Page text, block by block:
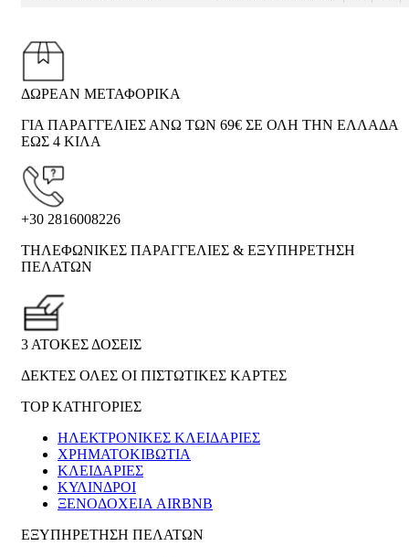
ΔΩΡΕΑΝ ΜΕΤΑΦΟΡΙΚΑ
ΓΙΑ ΠΑΡΑΓΓΕΛΙΕΣ ΑΝΩ ΤΩΝ 69€ ΣΕ ΟΛΗ ΤΗΝ ΕΛΛΑΔΑ
ΕΩΣ 4 ΚΙΛΑ
+30 2816008226
ΤΗΛΕΦΩΝΙΚΕΣ ΠΑΡΑΓΓΕΛΙΕΣ & ΕΞΥΠΗΡΕΤΗΣΗ
ΠΕΛΑΤΩΝ
3 ΑΤΟΚΕΣ ΔΟΣΕΙΣ
ΔΕΚΤΕΣ ΟΛΕΣ ΟΙ ΠΙΣΤΩΤΙΚΕΣ ΚΑΡΤΕΣ
TOP ΚΑΤΗΓΟΡΙΕΣ
ΗΛΕΚΤΡΟΝΙΚΈΣ ΚΛΕΙΔΑΡΙΈΣ
ΧΡΗΜΑΤΟΚΙΒΏΤΙΑ
ΚΛΕΙΔΑΡΙΈΣ
ΚΎΛΙΝΔΡΟΙ
ΞΕΝΟΔΟΧΕΊΑ AIRBNB
ΕΞΥΠΗΡΕΤΗΣΗ ΠΕΛΑΤΩΝ